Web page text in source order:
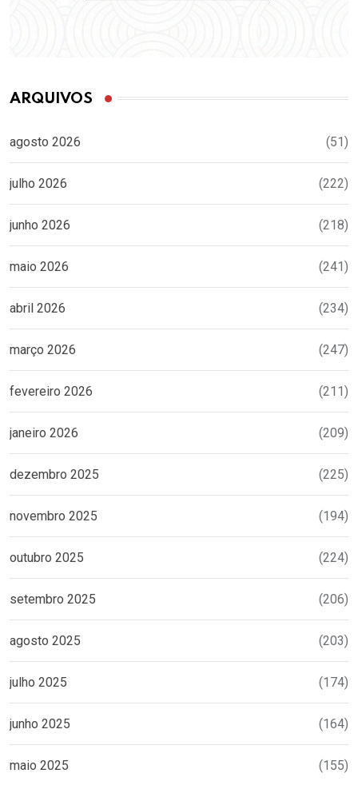
ARQUIVOS
agosto 2026 (51)
julho 2026 (222)
junho 2026 (218)
maio 2026 (241)
abril 2026 (234)
março 2026 (247)
fevereiro 2026 (211)
janeiro 2026 (209)
dezembro 2025 (225)
novembro 2025 (194)
outubro 2025 (224)
setembro 2025 (206)
agosto 2025 (203)
julho 2025 (174)
junho 2025 (164)
maio 2025 (155)